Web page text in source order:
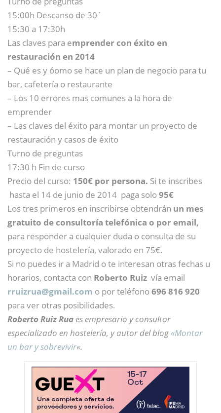
15:00h Descanso de 30´
15:30 a 17:30h
Las claves para emprender con éxito en
restauración en 2014
– Qué es y óomo se hace un plan de negocio para tu
bar, cafetería o restaurante
– Los 10 errores mas comunes a la hora de
emprender
– Las claves del éxito para montar un proyecto de
restauración y casos de éxito
Turno de preguntas
17:30 h Fin de curso
Precio del curso: 150€ por persona. Si te inscribes
hasta el 14 de junio de 2014 paga solo95€
Los tres primeros en inscribirse obtendrán un mes
gratuito de consultoría telefónica o por email,
para responder a cualquier duda o consulta de su
proyecto de hostelería, valorado en 75€.
Si no puedes ir a Madrid o te interesan otras fechas u
horarios, contacta con Roberto Ruiz vía email
rruizrua@gmail.com o por teléfono696 816 920
para ver otras posibilidades.
Roberto Ruiz Rua es empresario y consultor
especializado en hostelería, y autor del blog «Montar
un bar y sobrevivir«.